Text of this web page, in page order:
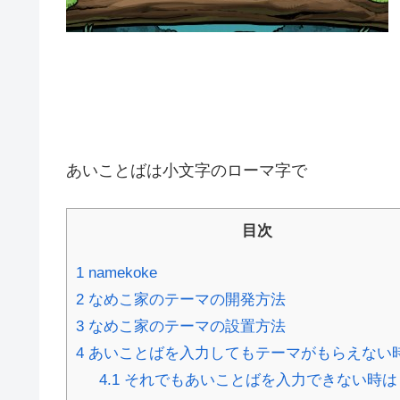
あいことばは小文字のローマ字で
目次
1 namekoke
2 なめこ家のテーマの開発方法
3 なめこ家のテーマの設置方法
4 あいことばを入力してもテーマがもらえない
4.1それでもあいことばを入力できない時は